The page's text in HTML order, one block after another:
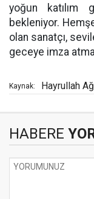
yoğun katılım
bekleniyor.
olan sanatçı,
geceye imza
Kaynak: Hayrullah
HABERE